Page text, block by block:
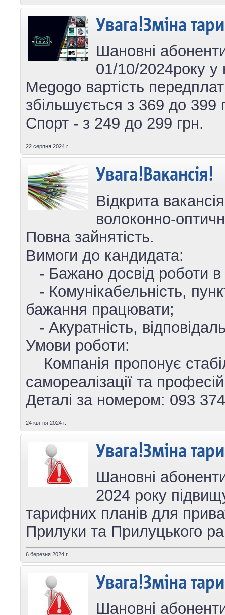
Увага!Зміна
Шановні
01/10/2024року у
Megogo вартість
збільшується з 369 до 399
Спорт - з 249 до 299 грн.
22 серпня 2024 г.
Увага!Вакансія!
Відкрита
волоконно-
Повна зайнятість.
Вимоги до кандидата:
- Бажано досвід роботи в
- Комунікабельність,
бажання працювати;
- Акуратність,
Умови роботи:
Компанія пропонує
самореалізації та
Деталі за номером: 093
24 квітня 2024 г.
Увага!Зміна
Шановні
2024 року
тарифних планів для
Прилуки та Прилуцького
6 березня 2024 г.
Увага!Зміна
Шановні